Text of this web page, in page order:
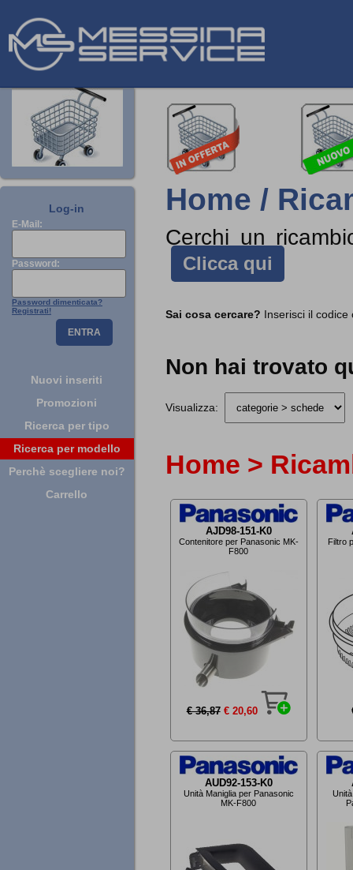
Log-in
E-Mail:
Password:
Password dimenticata?
Registrati!
ENTRA
Nuovi inseriti
Promozioni
Ricerca per tipo
Ricerca per modello
Perchè scegliere noi?
Carrello
Home /
Cerchi un
Clicca qui
Sai cosa cercare? Inserisci il
Non hai trovato
Visualizza:
Home >
AJD98-151-K0
Contenitore per Panasonic MK-
F800
€ 36,87 € 20,60
Filtro
AUD92-153-K0
Unità Maniglia per Panasonic
MK-F800